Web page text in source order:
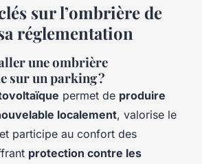
sur l’ombrière de
réglementation
une ombrière
sur un parking ?
permet de produire
localement, valorise le
participe au confort des
protection contre les